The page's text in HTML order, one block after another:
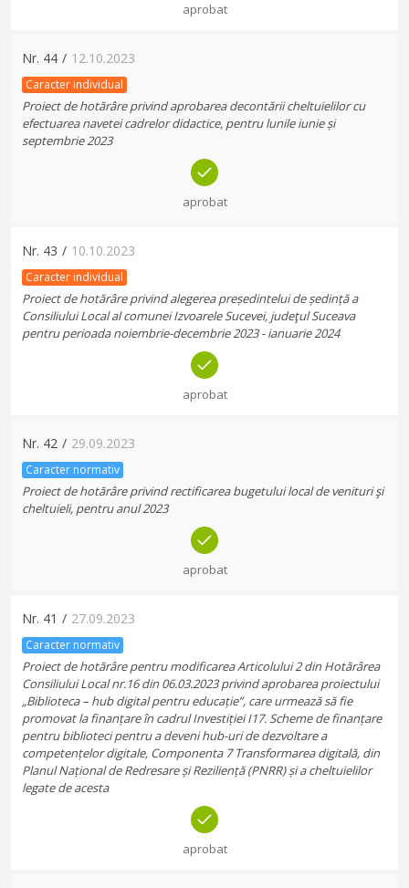
aprobat
Nr. 44 / 12.10.2023
Caracter individual
Proiect de hotărâre privind aprobarea decontării cheltuielilor cu
efectuarea navetei cadrelor didactice, pentru lunile iunie și
septembrie 2023
aprobat
Nr. 43 / 10.10.2023
Caracter individual
Proiect de hotărâre privind alegerea președintelui de ședință a
Consiliului Local al comunei Izvoarele Sucevei, judeţul Suceava
pentru perioada noiembrie-decembrie 2023 - ianuarie 2024
aprobat
Nr. 42 / 29.09.2023
Caracter normativ
Proiect de hotărâre privind rectificarea bugetului local de venituri şi
cheltuieli, pentru anul 2023
aprobat
Nr. 41 / 27.09.2023
Caracter normativ
Proiect de hotărâre pentru modificarea Articolului 2 din Hotărârea
Consiliului Local nr.16 din 06.03.2023 privind aprobarea proiectului
„Biblioteca – hub digital pentru educație”, care urmează să fie
promovat la finanțare în cadrul Investiției I17. Scheme de finanțare
pentru biblioteci pentru a deveni hub-uri de dezvoltare a
competențelor digitale, Componenta 7 Transformarea digitală, din
Planul Național de Redresare și Reziliență (PNRR) și a cheltuielilor
legate de acesta
aprobat